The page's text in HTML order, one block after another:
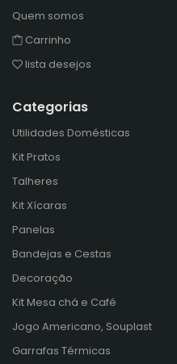
Quem somos
Carrinho
lista desejos
Categorias
Utilidades Domésticas
Kit Pratos
Talheres
Kit Xícaras
Panelas
Bandejas e Cestas
Decoração
Kit Mesa chá e Café
Jogo Americano, Souplast
Garrafas Térmicas